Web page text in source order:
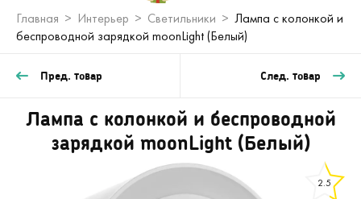
Главная Интерьер Светильники
Лампа с колонкой и
беспроводной зарядкой moonLight (Белый)
Пред. товар След. товар
Лампа с колонкой и беспроводной
зарядкой moonLight (Белый)
2.5